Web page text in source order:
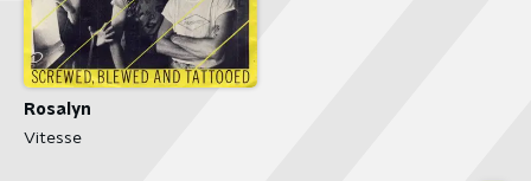
Rosalyn
Vitesse